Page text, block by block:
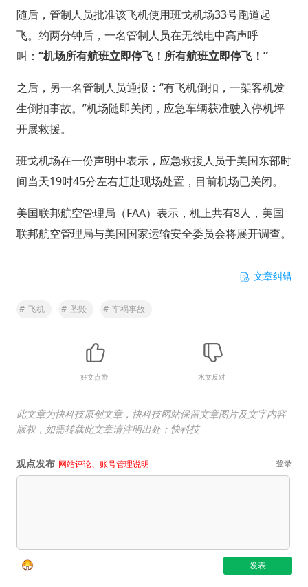
随后，管制人员批准该飞机使用班戈机场33号跑道起
飞。约两分钟后，一名管制人员在无线电中高声呼
叫： “机场所有航班立即停飞！所有航班立即停飞！”
之后，另一名管制人员通报：“有飞机倒扣，一架客机发
生倒扣事故。”机场随即关闭，应急车辆获准驶入停机坪
开展救援。
班戈机场在一份声明中表示，应急救援人员于美国东部时
间当天19时45分左右赶赴现场处置，目前机场已关闭。
美国联邦航空管理局（FAA）表示，机上共有8人，美国
联邦航空管理局与美国国家运输安全委员会将展开调查。
文章纠错
# 飞机 # 坠毁 # 车祸事故
好文点赞 水文反对
此文章为快科技原创文章，快科技网站保留文章图片及文字内容
版权，如需转载此文章请注明出处：快科技
观点发布 网站评论、账号管理说明 登录